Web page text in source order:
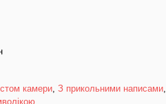
камери, З прикольними написами,